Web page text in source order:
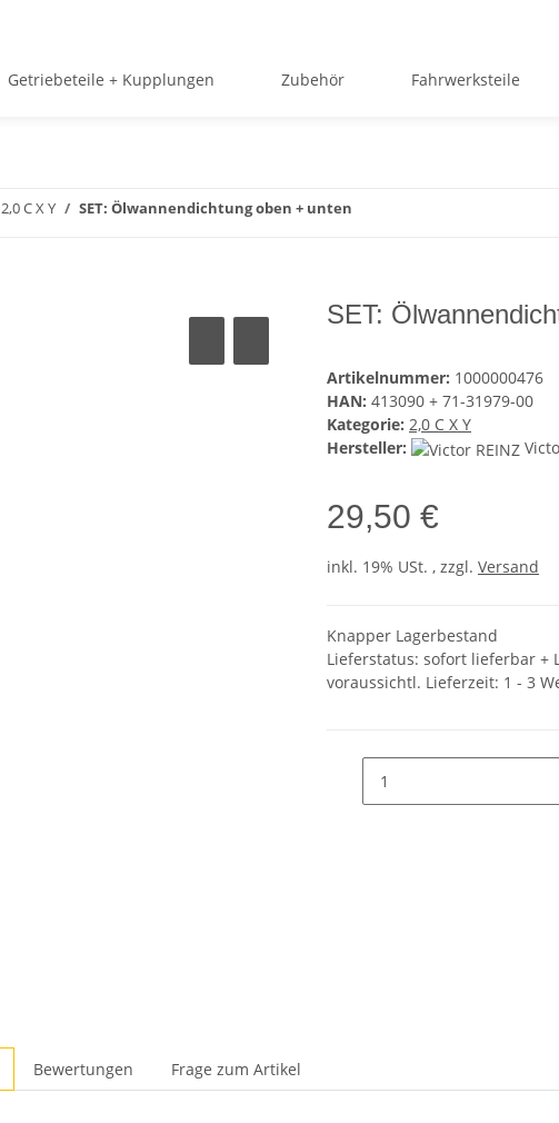
Getriebeteile + Kupplungen Zubehör Fahrwerksteile
2,0 C X Y SET: Ölwannendichtung oben + unten
SET:
Artikelnummer: 1000000476
HAN: 413090 + 71-31979-00
Kategorie: 2,0 C X Y
Hersteller:
29,50 €
inkl. 19% USt. , zzgl. Versand
Knapper Lagerbestand
Lieferstatus: sofort lieferbar +
voraussichtl. Lieferzeit: 1 - 3
Bewertungen
Frage zum Artikel